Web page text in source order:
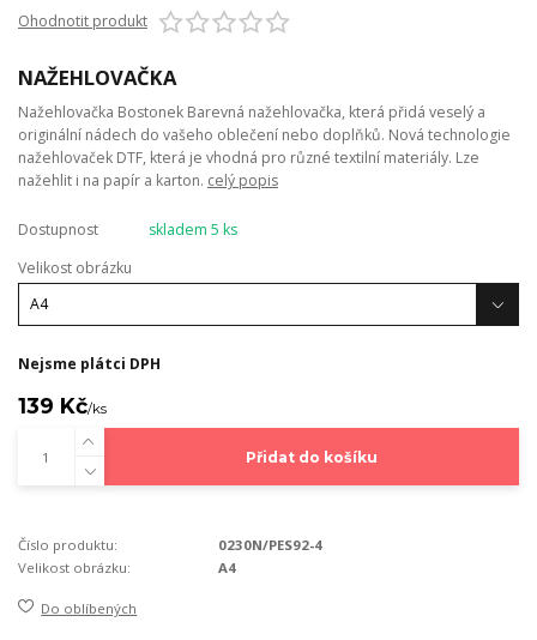
Ohodnotit produkt
NAŽEHLOVAČKA
Nažehlovačka Bostonek Barevná nažehlovačka, která přidá veselý a
originální nádech do vašeho oblečení nebo doplňků. Nová technologie
nažehlovaček DTF, která je vhodná pro různé textilní materiály. Lze
nažehlit i na papír a karton. celý popis
Dostupnost
skladem 5 ks
Velikost obrázku
Nejsme plátci DPH
139 Kč/ks
Přidat do košíku
Číslo produktu:
0230N/PES92-4
Velikost obrázku:
A4
Do oblíbených